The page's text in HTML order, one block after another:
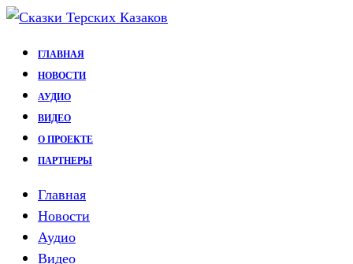
Перейти
содержимому
ГЛАВНАЯ
НОВОСТИ
АУДИО
ВИДЕО
О ПРОЕКТЕ
ПАРТНЕРЫ
Главная
Новости
Аудио
Видео